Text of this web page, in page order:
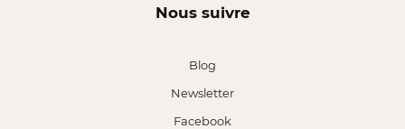
Nous suivre
Blog
Newsletter
Facebook